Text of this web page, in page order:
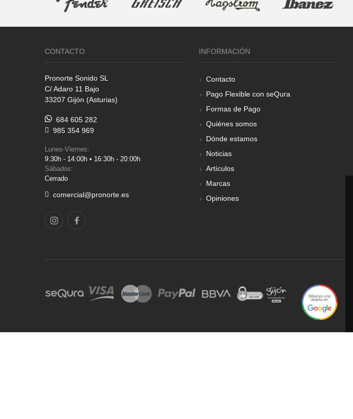
CONTACTO
Pronorte Sonido SL
C/ Adaro 11 Bajo
33207 Gijón (Asturias)
684 605 282
985 354 969
Lunes-Viernes:
9:30h - 14:00h • 16:30h - 20:00h
Sábados:
Cerrado
comercial@pronorte.es
INFORMACIÓN
Contacto
Pago Flexible con seQura
Formas de Pago
Quiénes somos
Dónde estamos
Noticias
Artículos
Marcas
Opiniones